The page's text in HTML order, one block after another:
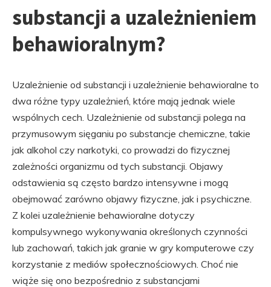
substancji a uzależnieniem
behawioralnym?
Uzależnienie od substancji i uzależnienie behawioralne to
dwa różne typy uzależnień, które mają jednak wiele
wspólnych cech. Uzależnienie od substancji polega na
przymusowym sięganiu po substancje chemiczne, takie
jak alkohol czy narkotyki, co prowadzi do fizycznej
zależności organizmu od tych substancji. Objawy
odstawienia są często bardzo intensywne i mogą
obejmować zarówno objawy fizyczne, jak i psychiczne.
Z kolei uzależnienie behawioralne dotyczy
kompulsywnego wykonywania określonych czynności
lub zachowań, takich jak granie w gry komputerowe czy
korzystanie z mediów społecznościowych. Choć nie
wiąże się ono bezpośrednio z substancjami